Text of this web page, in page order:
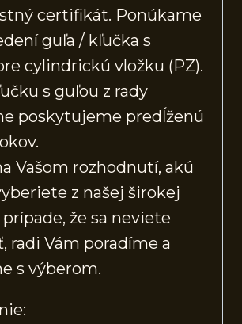
certifikát. Ponúkame
guľa / kľučka s
cylindrickú vložku (PZ).
s guľou z rady
poskytujeme predĺženú
Vašom rozhodnutí, akú
z našej širokej
že sa neviete
radi Vám poradíme a
s výberom.